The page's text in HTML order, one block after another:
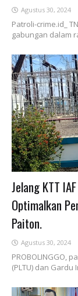
Agustus 30, 2024
Patroli-crime.id_
gabungan dalam
Jelang KTT
Optimalkan
Paiton.
Agustus 30, 2024
PROBOLINGGO,
(PLTU) dan